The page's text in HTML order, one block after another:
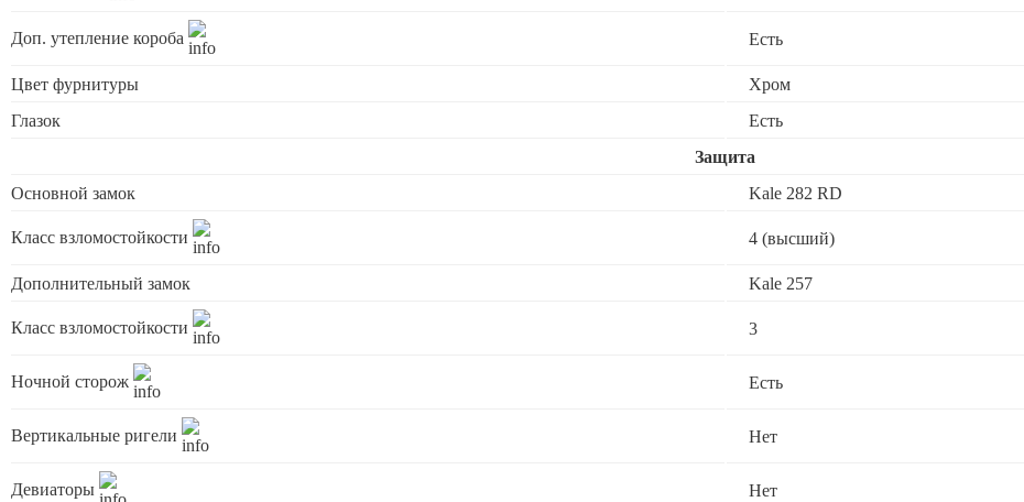
Доп. утепление короба Есть
Цвет фурнитуры
Хром
Глазок
Есть
Защита
Основной замок
Kale 282 RD
Класс взломостойкости 4 (высший)
Дополнительный замок Kale 257
Класс взломостойкости 3
Ночной сторож Есть
Вертикальные ригели Нет
Девиаторы Нет